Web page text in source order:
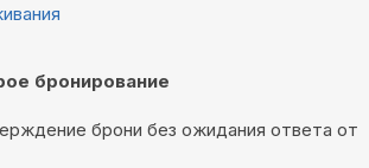
бронирование
брони без ожидания ответа от